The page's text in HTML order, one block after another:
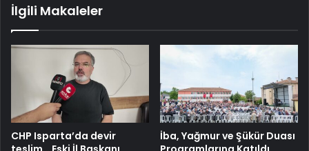
İlgili Makaleler
CHP Isparta’da devir
İba, Yağmur ve Şükür Duası